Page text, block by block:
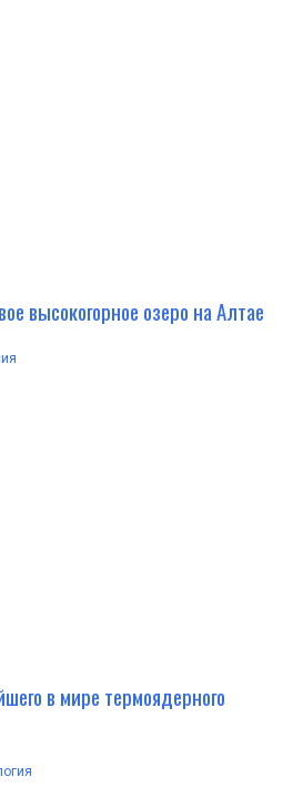
высокогорное озеро на Алтае
в мире термоядерного